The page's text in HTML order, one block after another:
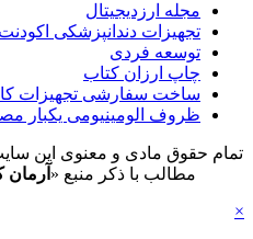
مجله ارزدیجیتال
تجهیزات دندانپزشکی اکودنت
توسعه فردی
چاپ ارزان کتاب
ساخت سفارشی تجهیزات
ظروف الومینیومی یکبار
تمام حقوق مادی و معنوی این
مطالب با ذکر منبع «
×